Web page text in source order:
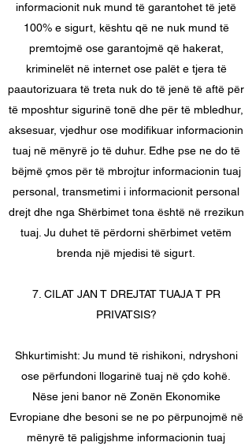
informacionit nuk mund të garantohet të jetë
100% e sigurt, kështu që ne nuk mund të
premtojmë ose garantojmë që hakerat,
kriminelët në internet ose palët e tjera të
paautorizuara të treta nuk do të jenë të aftë për
të mposhtur sigurinë tonë dhe për të mbledhur,
aksesuar, vjedhur ose modifikuar informacionin
tuaj në mënyrë jo të duhur. Edhe pse ne do të
bëjmë çmos për të mbrojtur informacionin tuaj
personal, transmetimi i informacionit personal
drejt dhe nga Shërbimet tona është në rrezikun
tuaj. Ju duhet të përdorni shërbimet vetëm
brenda një mjedisi të sigurt.
7. CILAT JAN T DREJTAT TUAJA T PR
PRIVATSIS?
Shkurtimisht: Ju mund të rishikoni, ndryshoni
ose përfundoni llogarinë tuaj në çdo kohë.
Nëse jeni banor në Zonën Ekonomike
Evropiane dhe besoni se ne po përpunojmë në
mënyrë të paligjshme informacionin tuaj